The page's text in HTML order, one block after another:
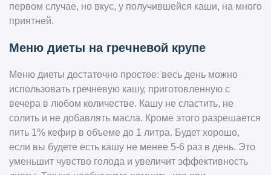
первом случае, но вкус, у получившейся каши, на много
приятней.
Меню диеты на гречневой крупе
Меню диеты достаточно простое: весь день можно
использовать гречневую кашу, приготовленную с
вечера в любом количестве. Кашу не сластить, не
солить и не добавлять масла. Кроме этого разрешается
пить 1% кефир в объеме до 1 литра. Будет хорошо,
если вы будете есть кашу не менее 5-6 раз в день. Это
уменьшит чувство голода и увеличит эффективность